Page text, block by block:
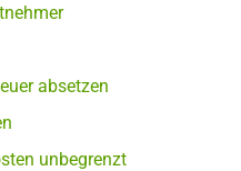
absetzen
unbegrenzt